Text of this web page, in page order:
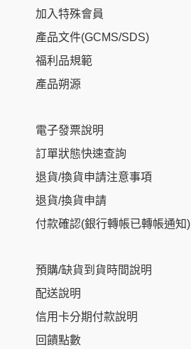
加入特殊會員
產品文件(GCMS/SDS)
福利品規範
產品朔源
電子發票說明
訂單狀態快速查詢
退貨/換貨申請注意事項
退貨/換貨申請
付款確認(銀行轉帳已轉帳通知)
預購/缺貨到貨時間說明
配送說明
信用卡分期付款說明
回饋點數